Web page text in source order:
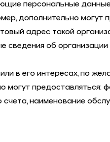
персональные
дополнительно
адрес такой
сведения об
в его интересах, по
могут предоставляться:
наименование